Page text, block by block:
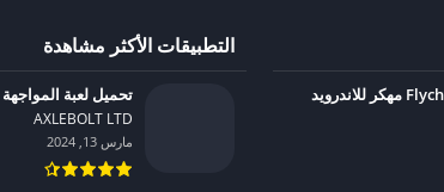
التطبيقات الأكثر مشاهدة
تحميل لعبة المواجهة 2 مهكرة للاندرويد 2024
AXLEBOLT LTD‏
مارس 13, 2024
تحميل تطبيق Flychat Wifi مهكر للاندرويد